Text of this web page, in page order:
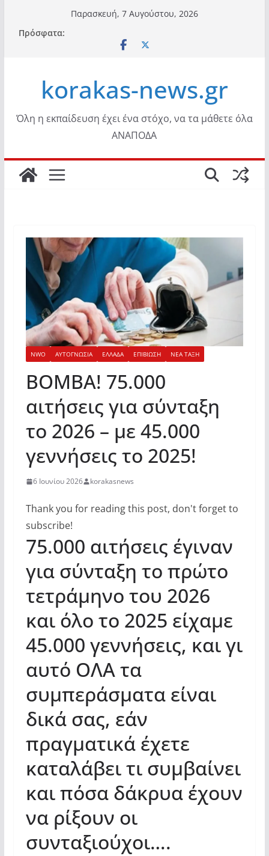
περιεχόμενο
Παρασκευή, 7 Αυγούστου, 2026
Πρόσφατα:
korakas-news.gr
Όλη η εκπαίδευση έχει ένα στόχο, να τα μάθετε όλα
ΑΝΑΠΟΔΑ
NWO ΑΥΤΟΓΝΩΣΙΑ ΕΛΛΑΔΑ ΕΠΙΒΙΩΣΗ ΝΕΑ ΤΑΞΗ
ΒΟΜΒΑ! 75.000
αιτήσεις για σύνταξη
το 2026 – με 45.000
γεννήσεις το 2025!
6 Ιουνίου 2026 korakasnews
Thank you for reading this post, don't forget to
subscribe!
75.000 αιτήσεις έγιναν
για σύνταξη το πρώτο
τετράμηνο του 2026
και όλο το 2025 είχαμε
45.000 γεννήσεις, και γι
αυτό ΟΛΑ τα
συμπεράσματα είναι
δικά σας, εάν
πραγματικά έχετε
καταλάβει τι συμβαίνει
και πόσα δάκρυα έχουν
να ρίξουν οι
συνταξιούχοι….